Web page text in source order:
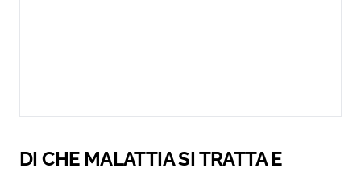
DI CHE MALATTIA SI TRATTA E